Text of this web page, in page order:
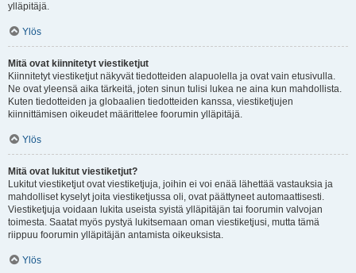
ylläpitäjä.
Ylös
Mitä ovat kiinnitetyt viestiketjut
Kiinnitetyt viestiketjut näkyvät tiedotteiden alapuolella ja ovat vain etusivulla.
Ne ovat yleensä aika tärkeitä, joten sinun tulisi lukea ne aina kun mahdollista.
Kuten tiedotteiden ja globaalien tiedotteiden kanssa, viestiketjujen
kiinnittämisen oikeudet määrittelee foorumin ylläpitäjä.
Ylös
Mitä ovat lukitut viestiketjut?
Lukitut viestiketjut ovat viestiketjuja, joihin ei voi enää lähettää vastauksia ja
mahdolliset kyselyt joita viestiketjussa oli, ovat päättyneet automaattisesti.
Viestiketjuja voidaan lukita useista syistä ylläpitäjän tai foorumin valvojan
toimesta. Saatat myös pystyä lukitsemaan oman viestiketjusi, mutta tämä
riippuu foorumin ylläpitäjän antamista oikeuksista.
Ylös